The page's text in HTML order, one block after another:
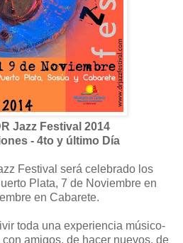
Jazz Festival 2014
- 4to y último Día
Festival será celebrado los
Plata, 7 de Noviembre en
en Cabarete.
toda una experiencia músico-
amigos, de hacer nuevos, de